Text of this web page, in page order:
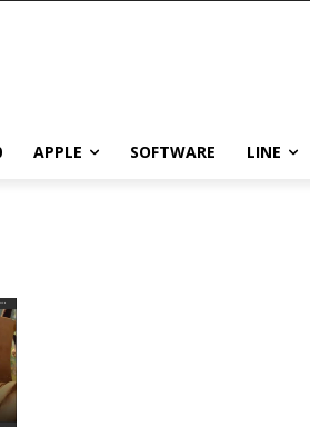
APPLE SOFTWARE LINE